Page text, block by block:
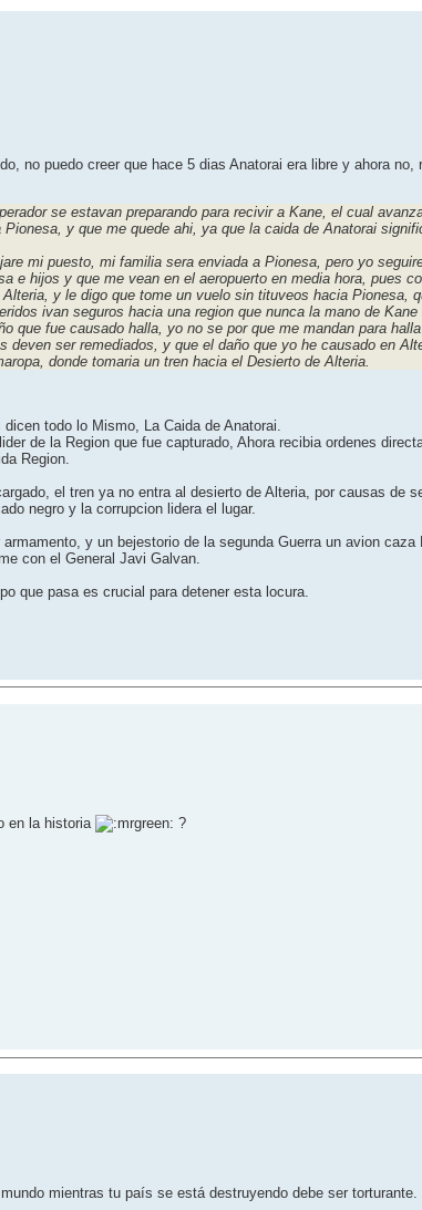
no puedo creer que hace 5 dias Anatorai era libre y ahora no,
se estavan preparando para recivir a Kane, el cual
y que me quede ahi, ya que la caida de Anatorai
mi puesto, mi familia sera enviada a Pionesa, pero yo
e hijos y que me vean en el aeropuerto en media hora, pues
y le digo que tome un vuelo sin tituveos hacia Pionesa,
ivan seguros hacia una region que nunca la mano de
que fue causado halla, yo no se por que me mandan para
ser remediados, y que el daño que yo he causado en
donde tomaria un tren hacia el Desierto de Alteria.
todo lo Mismo, La Caida de Anatorai.
de la Region que fue capturado, Ahora recibia ordenes
Region.
el tren ya no entra al desierto de Alteria, por causas de
negro y la corrupcion lidera el lugar.
y un bejestorio de la segunda Guerra un avion
con el General Javi Galvan.
que pasa es crucial para detener esta locura.
en la historia ?
mientras tu país se está destruyendo debe ser torturante.